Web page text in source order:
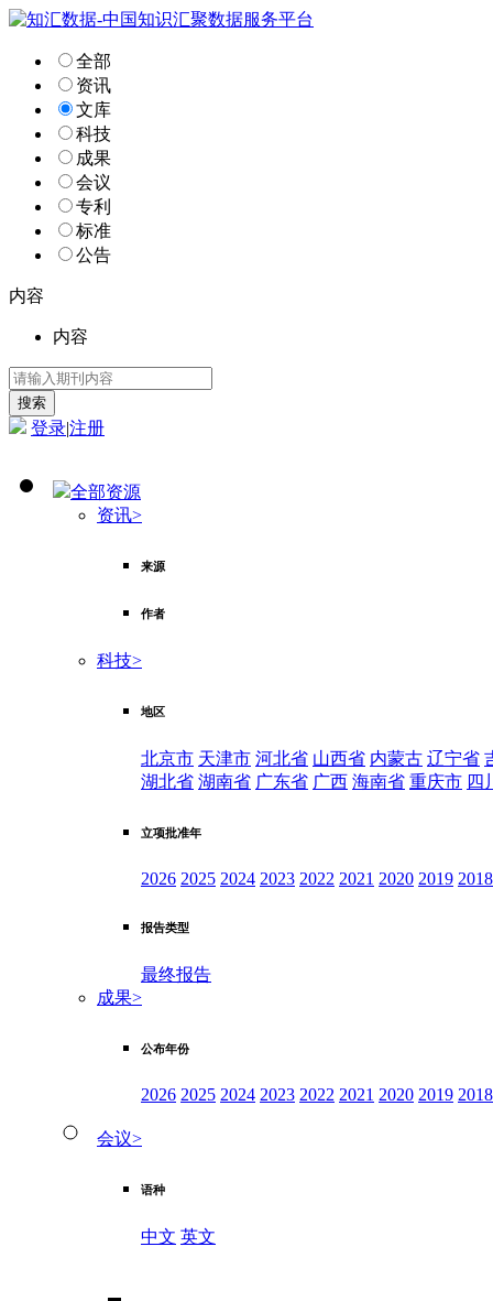
全部
资讯
文库
科技
成果
会议
专利
标准
公告
内容
内容
登录|注册
全部资源
资讯>
来源
作者
科技>
地区
北京市 天津市 河北省 山西省 内蒙古 辽宁省
湖北省 湖南省 广东省 广西 海南省 重庆市 四
立项批准年
2026 2025 2024 2023 2022 2021 2020 2019 2018
报告类型
最终报告
成果>
公布年份
2026 2025 2024 2023 2022 2021 2020 2019 2018
会议>
语种
中文 英文